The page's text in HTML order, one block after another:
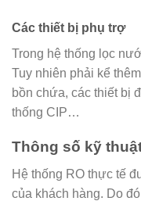
Các thiết bị phụ trợ
Trong hệ thống lọc
Tuy nhiên phải kể
bồn chứa, các thiết bị
thống CIP…
Thông số kỹ
Hệ thống RO thực tế
của khách hàng. Do